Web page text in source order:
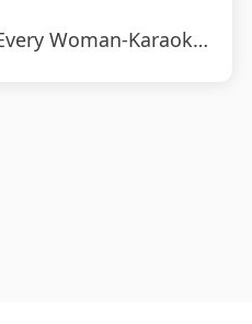
Karaoke Diamonds